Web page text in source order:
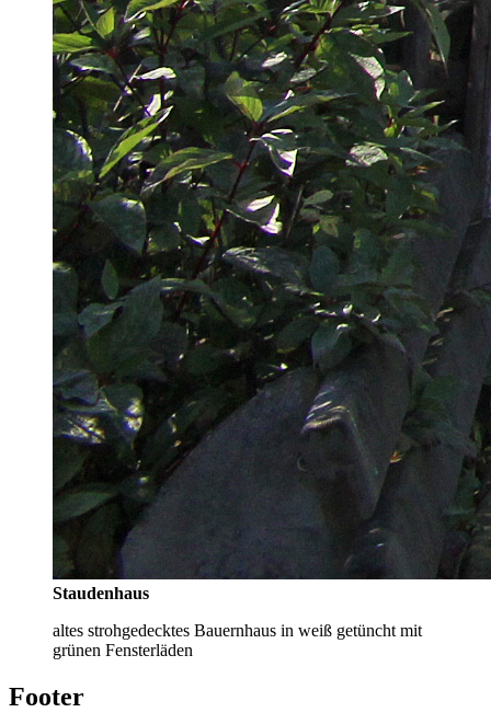
Staudenhaus
altes strohgedecktes Bauernhaus in weiß getüncht mit
grünen Fensterläden
Footer